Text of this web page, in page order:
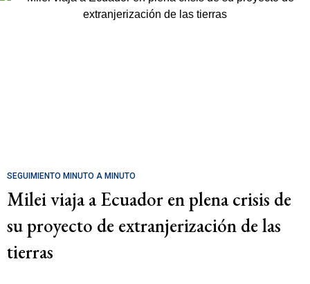
SEGUIMIENTO MINUTO A MINUTO
Milei viaja a Ecuador en plena crisis de
su proyecto de extranjerización de las
tierras